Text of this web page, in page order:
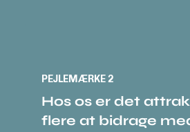
PEJLEMÆRKE 2
Hos os er det
flere at bidrage